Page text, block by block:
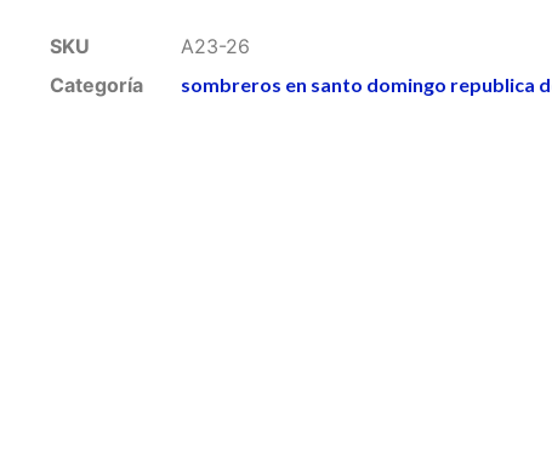
SKU
A23-26
Categoría
sombreros en santo domingo republica